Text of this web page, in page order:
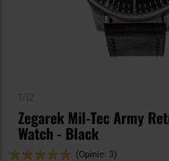
Zegarek Mil-Tec Army
Watch - Black
Ocena:
(Opinie: 3)